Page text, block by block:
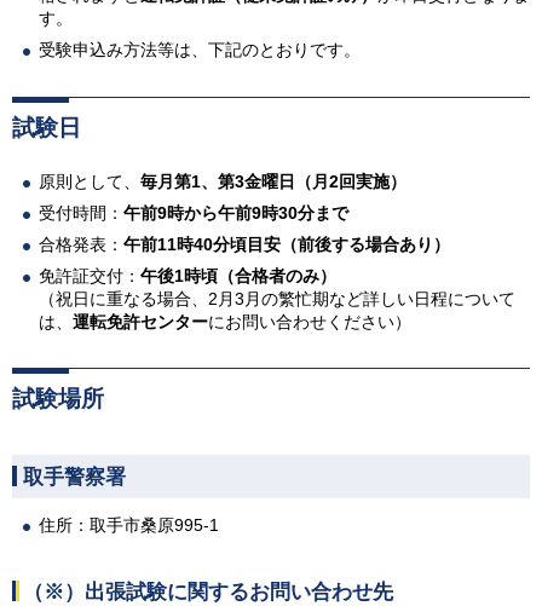
す。
受験申込み方法等は、下記のとおりです。
試験日
原則として、 毎月第1、第3金曜日（月2回実施）
受付時間： 午前9時から午前9時30分まで
合格発表： 午前11時40分頃目安（前後する場合あり）
免許証交付： 午後1時頃（合格者のみ）
（祝日に重なる場合、2月3月の繁忙期など詳しい日程について
は、 運転免許センターにお問い合わせください）
試験場所
取手警察署
住所：取手市桑原995-1
（※） 出張試験に関するお問い合わせ先